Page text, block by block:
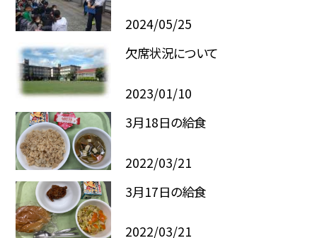
2024/05/25
欠席状況について
2023/01/10
3月18日の給食
2022/03/21
3月17日の給食
2022/03/21